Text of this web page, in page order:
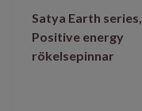
Satya Earth series,
Positive energy
rökelsepinnar